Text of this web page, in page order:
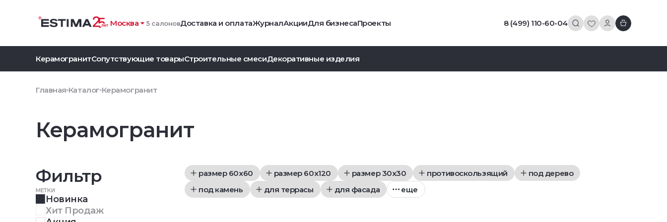
Москва 5 салоновДоставка и оплатаЖурналАкцииДля бизнесаПроекты 8 (499) 110-60-04
КерамогранитСопутствующие товарыСтроительные смесиДекоративные изделия
Главная Каталог Керамогранит
Керамогранит
Фильтр
МЕТКИ
Новинка
Хит Продаж
размер 60x60 размер 60x120 размер 30x30 противоскользящий
под дерево
под камень
для террасы для фасада еще